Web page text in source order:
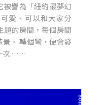
被譽為「紐約最夢幻
愛、可以和大家分
題的房間，每個房間
。 轉個彎，便會發
次 ……